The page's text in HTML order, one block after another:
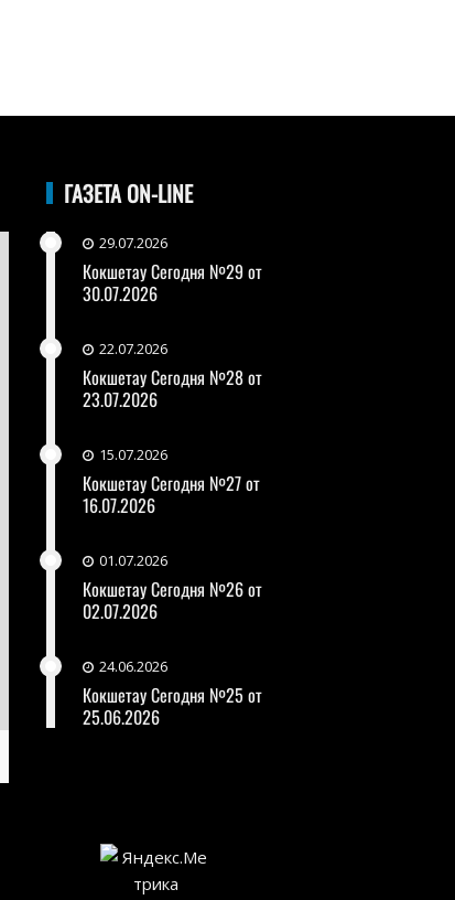
ГАЗЕТА ON-LINE
29.07.2026
Кокшетау Сегодня №29 от
30.07.2026
22.07.2026
Кокшетау Сегодня №28 от
23.07.2026
15.07.2026
Кокшетау Сегодня №27 от
16.07.2026
01.07.2026
Кокшетау Сегодня №26 от
02.07.2026
24.06.2026
Кокшетау Сегодня №25 от
25.06.2026